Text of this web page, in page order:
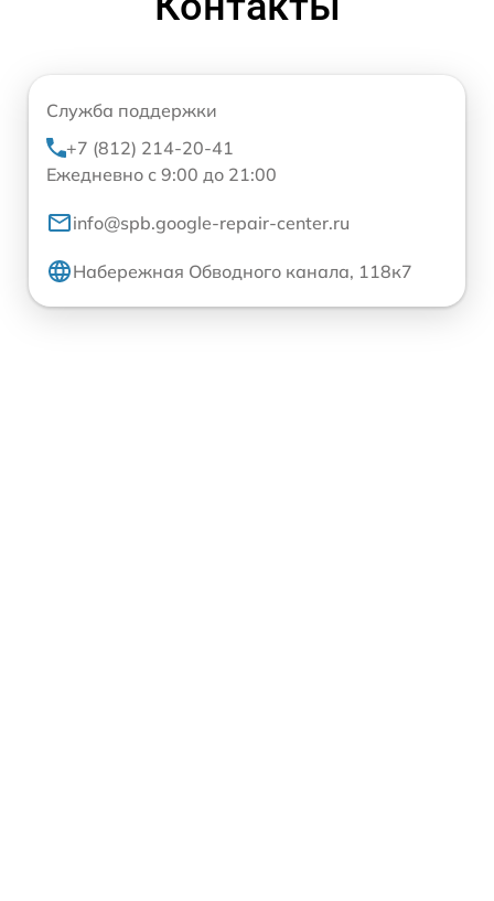
Служба поддержки
+7 (812) 214-20-41
Ежедневно с 9:00 до 21:00
info@spb.google-repair-center.ru
Набережная Обводного канала, 118к7